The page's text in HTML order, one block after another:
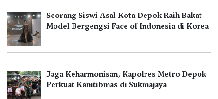
Seorang Siswi Asal Kota Depok Raih Bakat
Model Bergengsi Face of Indonesia di Korea
Jaga Keharmonisan, Kapolres Metro Depok
Perkuat Kamtibmas di Sukmajaya